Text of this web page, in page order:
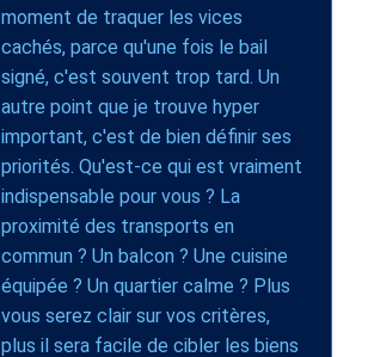
moment de traquer les vices
cachés, parce qu'une fois le bail
signé, c'est souvent trop tard. Un
autre point que je trouve hyper
important, c'est de bien définir ses
priorités. Qu'est-ce qui est vraiment
indispensable pour vous ? La
proximité des transports en
commun ? Un balcon ? Une cuisine
équipée ? Un quartier calme ? Plus
vous serez clair sur vos critères,
plus il sera facile de cibler les biens